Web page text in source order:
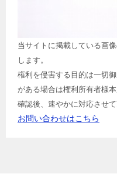
当サイトに掲載している画
します。
権利を侵害する目的は一切
がある場合は権利所有者様
確認後、速やかに対応させて
お問い合わせはこちら